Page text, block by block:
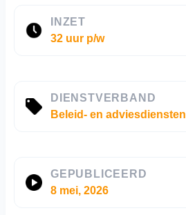
INZET
32 uur p/w
DIENSTVERBAND
Beleid- en adviesdiensten
GEPUBLICEERD
8 mei, 2026